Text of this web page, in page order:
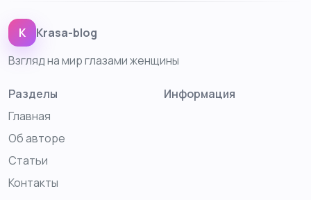
K
Krasa-blog
Взгляд на мир глазами женщины
Разделы
Главная
Об авторе
Статьи
Контакты
Информация